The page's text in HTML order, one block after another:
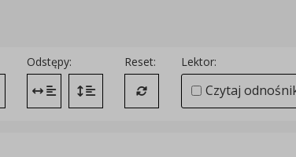
Odstępy:
Zmień odstęp między literami
Zmień interlinię i margines między
Reset:
Przywróć ustawienia
Lektor:
Czytaj